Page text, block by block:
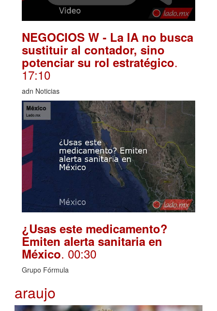
NEGOCIOS W - La IA no busca
sustituir al contador, sino
potenciar su rol estratégico.
17:10
adn Noticias
¿Usas este medicamento?
Emiten alerta sanitaria en
México. 00:30
Grupo Fórmula
araujo